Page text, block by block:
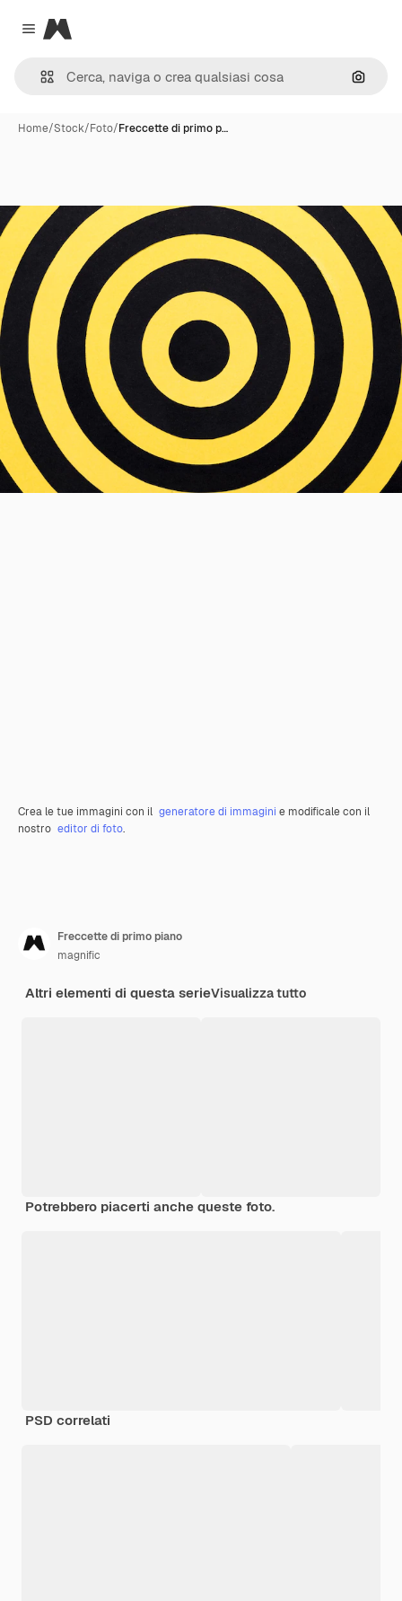
Close menu
Magnific
Cerca
Home/Stock/Foto/Freccette di primo p…
Crea le tue immagini con il generatore di immagini e modificale con il
nostro editor di foto.
Freccette di primo piano
magnific
Altri elementi di questa serieVisualizza tutto
Potrebbero piacerti anche queste foto.
PSD correlati